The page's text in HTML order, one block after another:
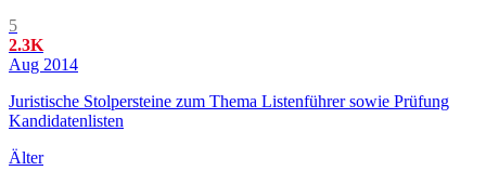
5
2.3K
Aug 2014
Juristische Stolpersteine zum Thema Listenführer sowie Prüfung
Kandidatenlisten
Älter